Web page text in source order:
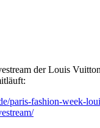
der Louis
paris-fashion-week-